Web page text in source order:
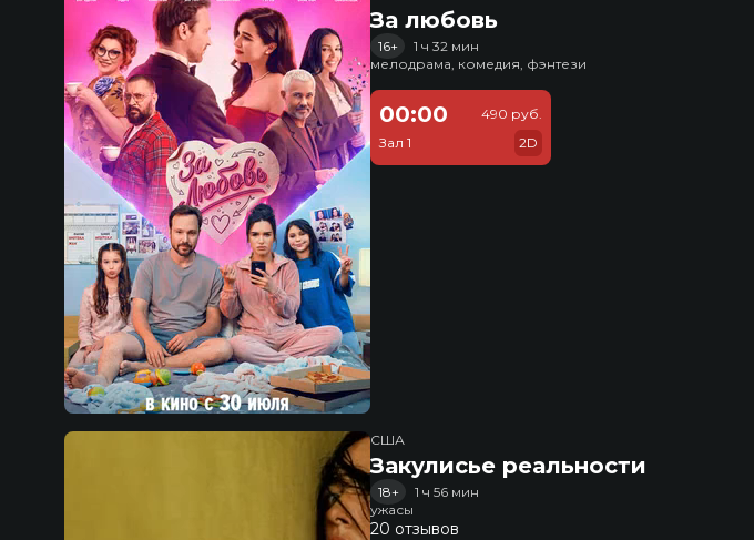
За любовь
16+
1 ч 32 мин
мелодрама, комедия, фэнтези
00:00
Зал 1
490 руб.
2D
США
Закулисье реальности
18+
1 ч 56 мин
ужасы
20 отзывов